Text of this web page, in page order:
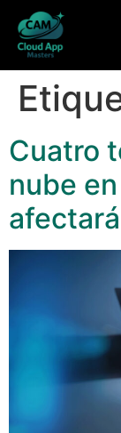
Cuatro
nube